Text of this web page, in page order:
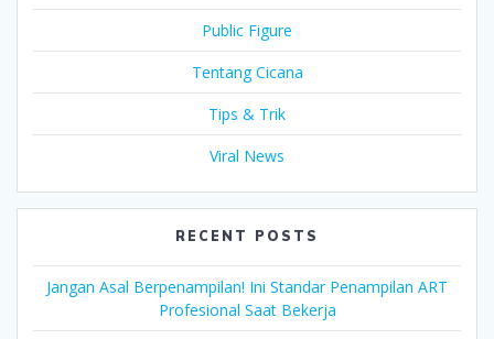
Public Figure
Tentang Cicana
Tips & Trik
Viral News
RECENT POSTS
Jangan Asal Berpenampilan! Ini Standar Penampilan ART
Profesional Saat Bekerja